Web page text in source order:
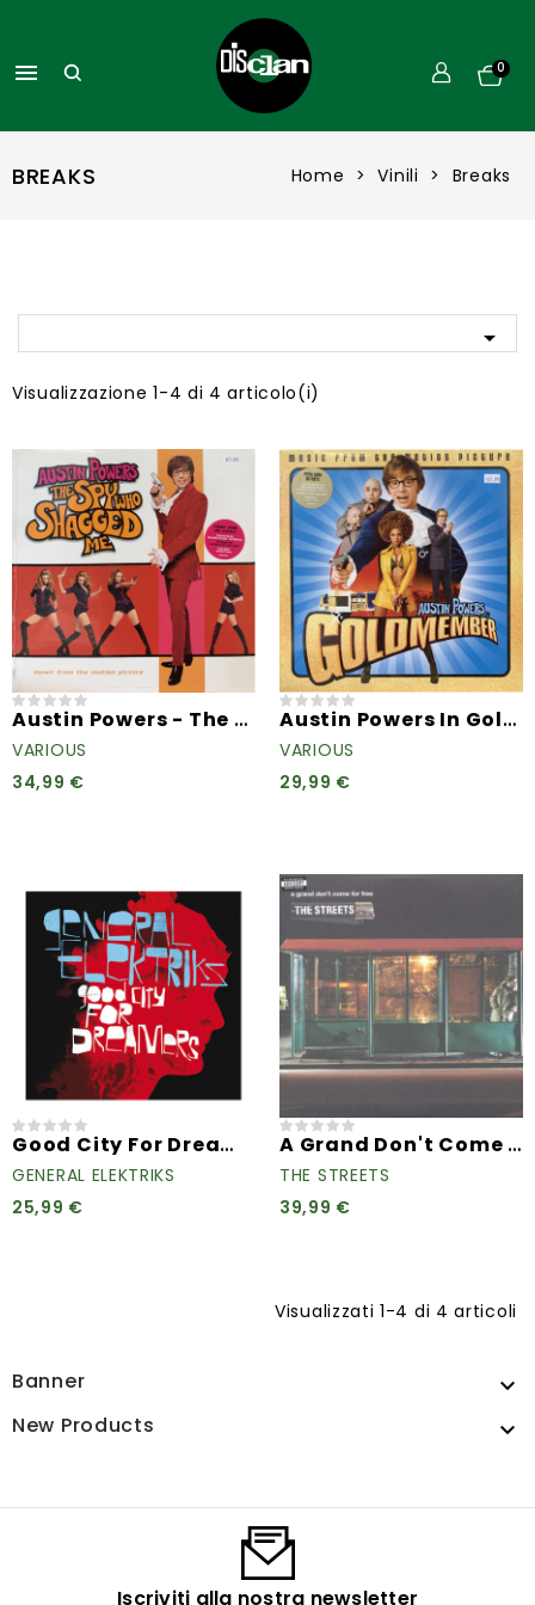
 0
BREAKS Home Vinili Breaks

Visualizzazione 1-4 di 4 articolo(i)
Austin Powers - The Spy Who...
VARIOUS
34,99 €
Austin Powers In Goldmember
VARIOUS
29,99 €
Good City For Dreamers
GENERAL ELEKTRIKS
25,99 €
A Grand Don't Come For Free
THE STREETS
39,99 €
Visualizzati 1-4 di 4 articoli
Banner 
New Products 
Iscriviti alla nostra newsletter